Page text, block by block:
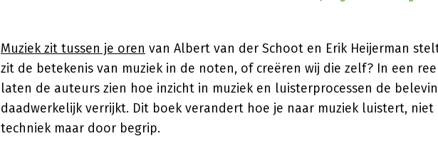
Muziek zit tussen je oren van Albert van der Schoot en Erik Heijerman
zit de betekenis van muziek in de noten, of creëren wij die zelf? In een
laten de auteurs zien hoe inzicht in muziek en luisterprocessen de
daadwerkelijk verrijkt. Dit boek verandert hoe je naar muziek luistert,
techniek maar door begrip.